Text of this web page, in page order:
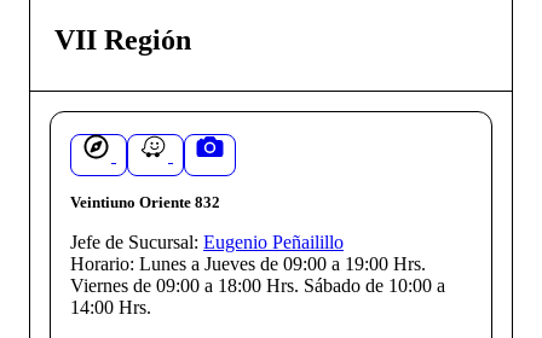
VII Región
Veintiuno Oriente 832
Jefe de Sucursal: Eugenio Peñailillo
Horario: Lunes a Jueves de 09:00 a 19:00 Hrs.
Viernes de 09:00 a 18:00 Hrs. Sábado de 10:00 a
14:00 Hrs.